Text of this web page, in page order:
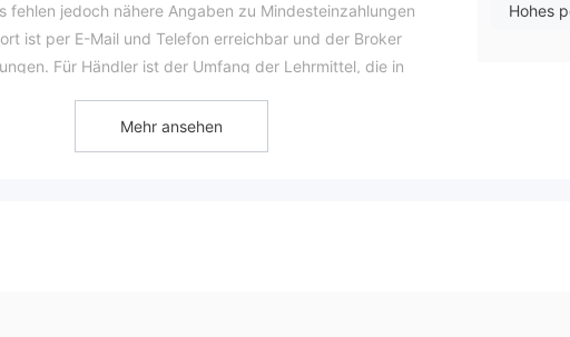
jedoch nähere Angaben zu Mindesteinzahlungen
ist per E-Mail und Telefon erreichbar und der Broker
Für Händler ist der Umfang der Lehrmittel, die in
berücksichtigt werden FXAlta als Handelsoption.
oder geklonte Lizenz verwenden, müssen Sie unbedingt
Lizenznummer mit offiziellen Aufzeichnungen, um
Hohes
Mehr ansehen